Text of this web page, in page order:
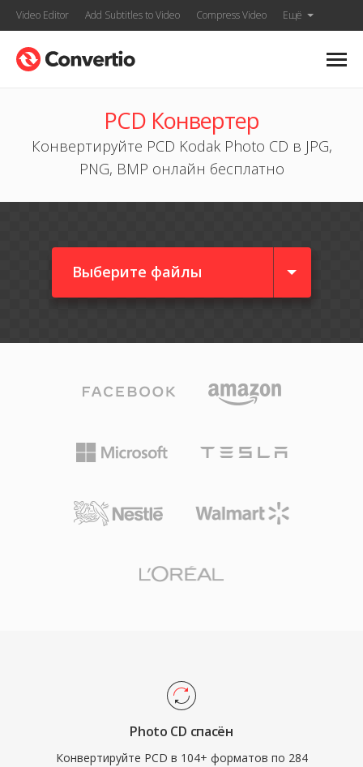
Video Editor Add Subtitles to Video Compress Video Ещё
PCD Конвертер
Конвертируйте PCD Kodak Photo CD в JPG,
PNG, BMP онлайн бесплатно
Выберите файлы
Photo CD спасён
Конвертируйте PCD в 104+ форматов по 284